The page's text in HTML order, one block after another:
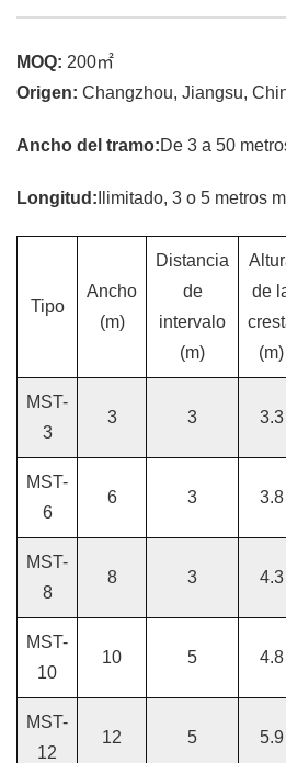
MOQ: 200㎡
Origen: Changzhou, Jiangsu,
Ancho del tramo:De 3 a 50
Longitud: Ilimitado, 3 o 5 metros
Tipo
Ancho
(m)
Distancia
de
intervalo
(m)
de
(m)
MST-
3
3 3 3.3
MST-
6
6 3 3.8
MST-
8
8 3 4.3
MST-
10
10 5 4.8
MST-
12
12 5 5.9